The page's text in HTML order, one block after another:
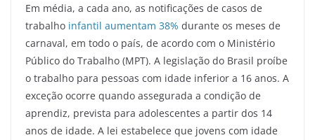
Em média, a cada ano, as notificações de casos de
trabalho infantil aumentam 38% durante os meses de
carnaval, em todo o país, de acordo com o Ministério
Público do Trabalho (MPT). A legislação do Brasil proíbe
o trabalho para pessoas com idade inferior a 16 anos. A
exceção ocorre quando assegurada a condição de
aprendiz, prevista para adolescentes a partir dos 14
anos de idade. A lei estabelece que jovens com idade